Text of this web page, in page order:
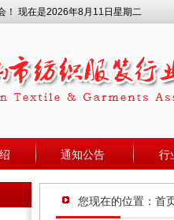
！ 现在是2026年8月11日星期二
通知公告 行
您现在的位置： 首